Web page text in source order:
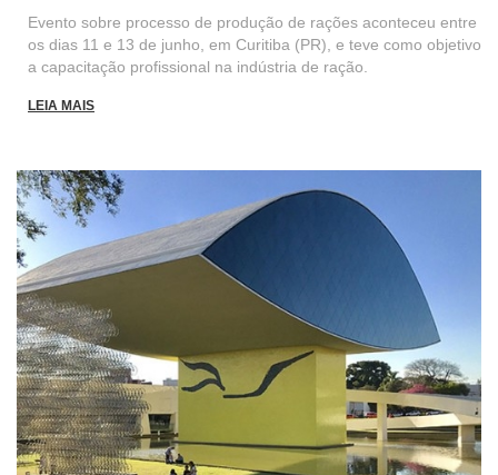
Evento sobre processo de produção de rações aconteceu entre
os dias 11 e 13 de junho, em Curitiba (PR), e teve como objetivo
a capacitação profissional na indústria de ração.
LEIA MAIS